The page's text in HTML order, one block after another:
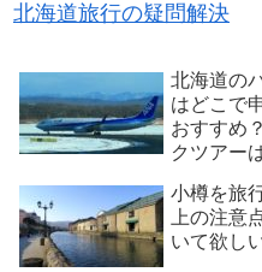
北海道旅行の疑問解決
北海道の
はどこで
おすすめ
クツアー
小樽を旅
上の注意
いて欲し